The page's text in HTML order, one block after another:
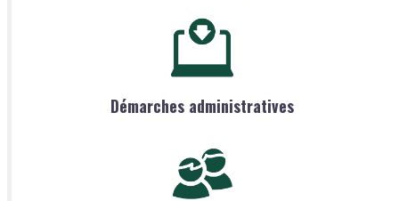
Démarches administratives